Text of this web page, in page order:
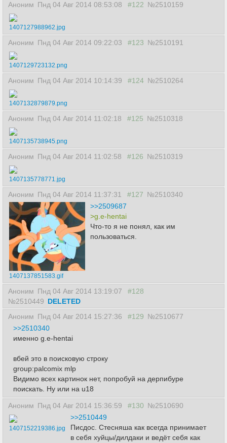
Аноним Пнд 04 Авг 2014 08:53:08 #122 №2510159
1407127988962.jpg
Аноним Пнд 04 Авг 2014 09:22:03 #123 №2510191
1407129723132.png
Аноним Пнд 04 Авг 2014 10:14:39 #124 №2510264
1407132879879.png
Аноним Пнд 04 Авг 2014 11:02:18 #125 №2510318
1407135738945.png
Аноним Пнд 04 Авг 2014 11:02:58 #126 №2510319
1407135778771.jpg
Аноним Пнд 04 Авг 2014 11:37:31 #127 №2510340
1407137851583.gif
>>2509687
>g.e-hentai
Что-то я не понял, как им
пользоваться.
Аноним Пнд 04 Авг 2014 13:19:07
#128
№2510449 DELETED
Аноним Пнд 04 Авг 2014 15:27:36 #129 №2510677
>>2510340
именно g.e-hentai
вбей это в поисковую строку
group:palcomix mlp
Видимо всех картинок нет, попробуй на дерпибуре
поискать. Ну или на u18
Аноним Пнд 04 Авг 2014 15:36:59 #130 №2510690
1407152219386.jpg
>>2510449
Писдос. Стесняша как всегда принимает
в себя хуйцы/дилдаки и ведёт себя как